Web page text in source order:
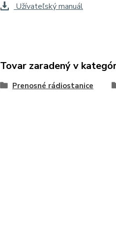
Užívateľský manuál
Tovar zaradený v
Prenosné rádiostanice